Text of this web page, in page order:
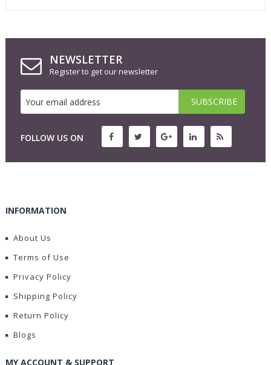
NEWSLETTER
Register to get our newsletter
FOLLOW US ON
INFORMATION
About Us
Terms of Use
Privacy Policy
Shipping Policy
Return Policy
Blogs
MY ACCOUNT & SUPPORT